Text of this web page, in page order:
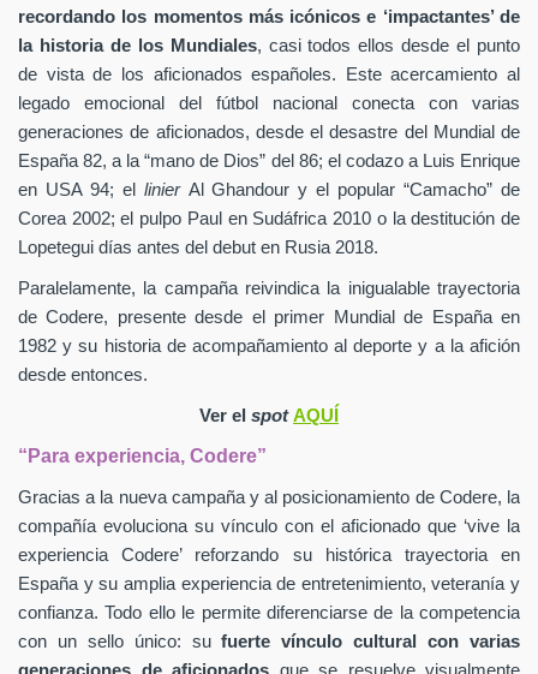
recordando los momentos más icónicos e ‘impactantes’ de
la historia de los Mundiales, casi todos ellos desde el punto
de vista de los aficionados españoles. Este acercamiento al
legado emocional del fútbol nacional conecta con varias
generaciones de aficionados, desde el desastre del Mundial de
España 82, a la “mano de Dios” del 86; el codazo a Luis Enrique
en USA 94; el linier Al Ghandour y el popular “Camacho” de
Corea 2002; el pulpo Paul en Sudáfrica 2010 o la destitución de
Lopetegui días antes del debut en Rusia 2018.
Paralelamente, la campaña reivindica la inigualable trayectoria
de Codere, presente desde el primer Mundial de España en
1982 y su historia de acompañamiento al deporte y a la afición
desde entonces.
Ver el spotAQUÍ
“Para experiencia, Codere”
Gracias a la nueva campaña y al posicionamiento de Codere, la
compañía evoluciona su vínculo con el aficionado que ‘vive la
experiencia Codere’ reforzando su histórica trayectoria en
España y su amplia experiencia de entretenimiento, veteranía y
confianza. Todo ello le permite diferenciarse de la competencia
con un sello único: sufuerte vínculo cultural con varias